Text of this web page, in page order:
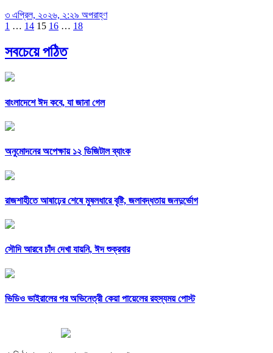
৩ এপ্রিল, ২০২৬, ২:২৯ অপরাহ্ণ
Posts
pagination
1 … 14 15 16 … 18
সবচেয়ে পঠিত
বাংলাদেশে ঈদ কবে, যা জানা গেল
অনুমোদনের অপেক্ষায় ১২ ডিজিটাল ব্যাংক
রাজশাহীতে আষাঢ়ের শেষে মুষলধারে বৃষ্টি, জলাবদ্ধতায় জনদুর্ভোগ
সৌদি আরবে চাঁদ দেখা যায়নি, ঈদ শুক্রবার
ভিডিও ভাইরালের পর অভিনেত্রী কেয়া পায়েলের রহস্যময় পোস্ট